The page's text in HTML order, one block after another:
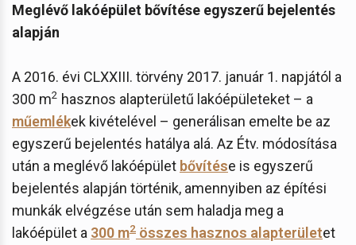
Meglévő lakóépület bővítése egyszerű bejelentés
alapján
A 2016. évi CLXXIII. törvény 2017. január 1. napjától a
300 m2 hasznos alapterületű lakóépületeket – a
műemlékek kivételével – generálisan emelte be az
egyszerű bejelentés hatálya alá. Az Étv. módosítása
után a meglévő lakóépület bővítése is egyszerű
bejelentés alapján történik, amennyiben az építési
munkák elvégzése után sem haladja meg a
lakóépület a 300 m2 összes hasznos alapterületet